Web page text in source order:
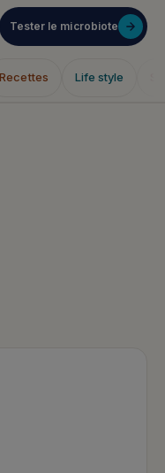
Tester le microbiote
Recettes Life style